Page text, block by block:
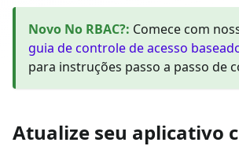
Novo No RBAC?: Comece com
guia de controle de acesso
para instruções passo a passo de
Atualize seu aplicativo